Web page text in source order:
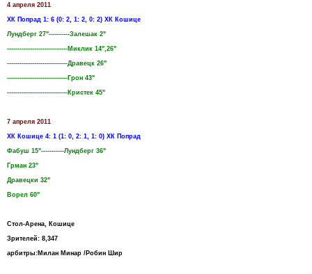
4 апреля 2011
ХК Попрад 1: 6 (0: 2, 1: 2, 0: 2) ХК Кошице
Лундберг 27"----------Залешак 2"
-----------------------------Миклик 14",26"
-----------------------------Дравецк 26"
-----------------------------Грон 43"
-----------------------------Кристек 45"
7 апреля 2011
ХК Кошице 4: 1 (1: 0, 2: 1, 1: 0) ХК Попрад
Фабуш 15"-----------Лундберг 36"
Грман 23"
Дравецки 32"
Ворел 60"
Стол-Арена, Кошице
Зрителей: 8,347
арбитры:Милан Минар /Робин Шир